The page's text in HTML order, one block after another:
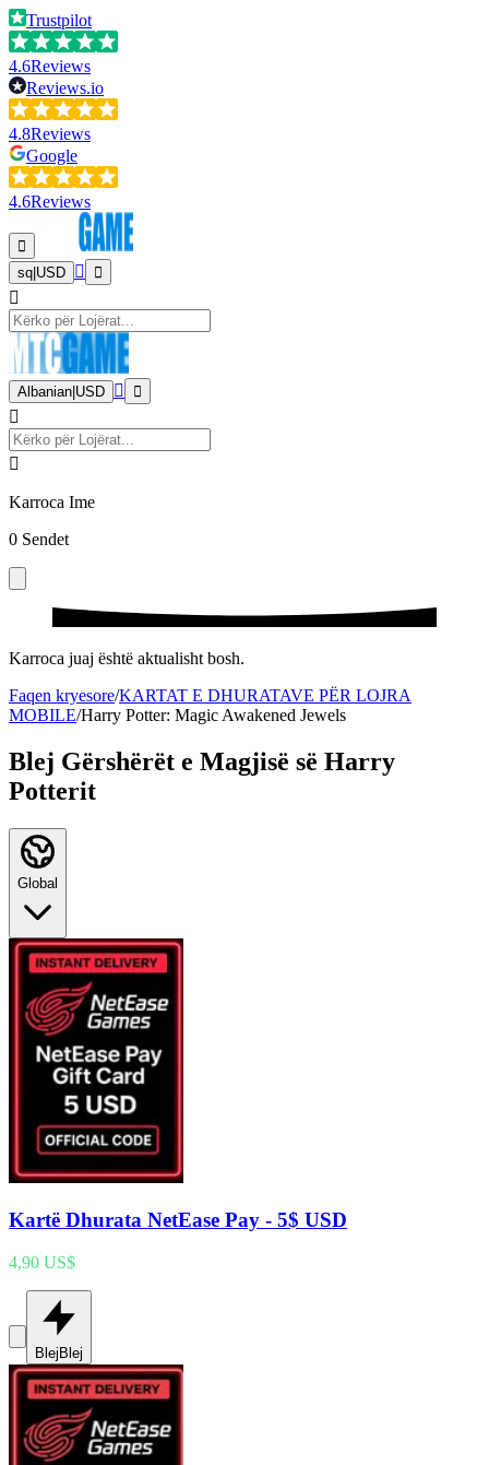
Trustpilot
4.6Reviews
Reviews.io
4.8Reviews
Google
4.6Reviews
sq USD
Albanian USD
Karroca Ime
0 Sendet
Karroca juaj është aktualisht bosh.
Faqen kryesore/KARTAT E DHURATAVE PËR LOJRA
MOBILE/Harry Potter: Magic Awakened Jewels
Blej Gërshërët e Magjisë së Harry
Potterit
Global
Kartë Dhurata NetEase Pay - 5$ USD
4,90 US$
BlejBlej